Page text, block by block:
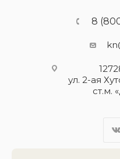
8
ул. 2-ая
ст.м.